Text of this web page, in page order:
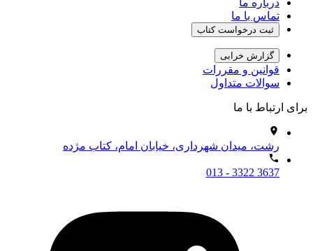
درباره ما
تماس با ما
ثبت درخواست کتاب
گزارش خرابی
قوانین و مقررات
سوالات متداول
برای ارتباط با ما
رشت، میدان شهرداری، خیابان امام، کتاب مژده
013 - 3322 3637